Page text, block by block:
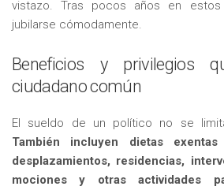
vistazo. Tras pocos años en
jubilarse cómodamente.
Beneficios y privilegios
ciudadano común
El sueldo de un político no se
También incluyen dietas
desplazamientos, residencias,
mociones y otras actividades